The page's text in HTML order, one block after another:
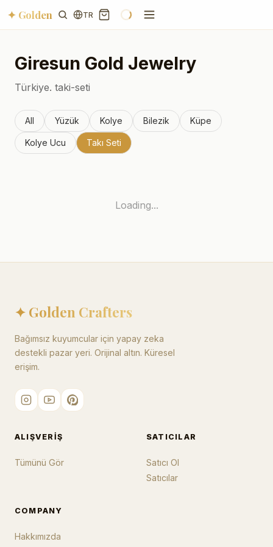
✦ Golden TR
Giresun Gold Jewelry
Türkiye. taki-seti
All Yüzük Kolye Bilezik Küpe
Kolye Ucu Takı Seti
Loading...
✦ Golden Crafters
Bağımsız kuyumcular için yapay zeka
destekli pazar yeri. Orijinal altın. Küresel
erişim.
ALIŞVERIŞ
Tümünü Gör
SATICILAR
Satıcı Ol
Satıcılar
COMPANY
Hakkımızda